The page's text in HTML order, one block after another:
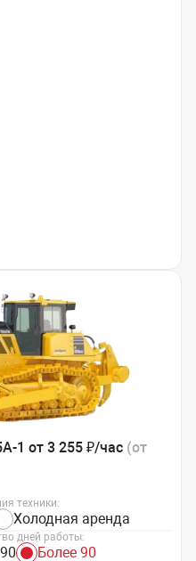
1 от 3 255 ₽/час (от
техники:
Холодная аренда
дней работы:
Более 90